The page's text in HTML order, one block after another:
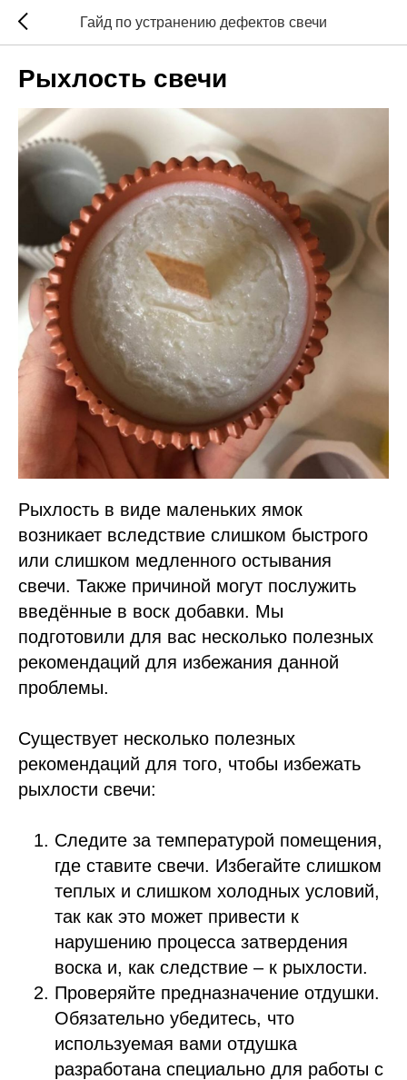
Гайд по устранению дефектов свечи
Рыхлость свечи
Рыхлость в виде маленьких ямок
возникает вследствие слишком быстрого
или слишком медленного остывания
свечи. Также причиной могут послужить
введённые в воск добавки. Мы
подготовили для вас несколько полезных
рекомендаций для избежания данной
проблемы.
Существует несколько полезных
рекомендаций для того, чтобы избежать
рыхлости свечи:
Следите за температурой помещения,
где ставите свечи. Избегайте слишком
теплых и слишком холодных условий,
так как это может привести к
нарушению процесса затвердения
воска и, как следствие – к рыхлости.
Проверяйте предназначение отдушки.
Обязательно убедитесь, что
используемая вами отдушка
разработана специально для работы с